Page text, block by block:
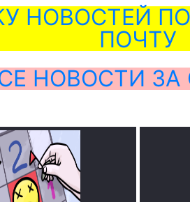
НОВОСТЕЙ
ПОЧТУ
НОВОСТИ ЗА